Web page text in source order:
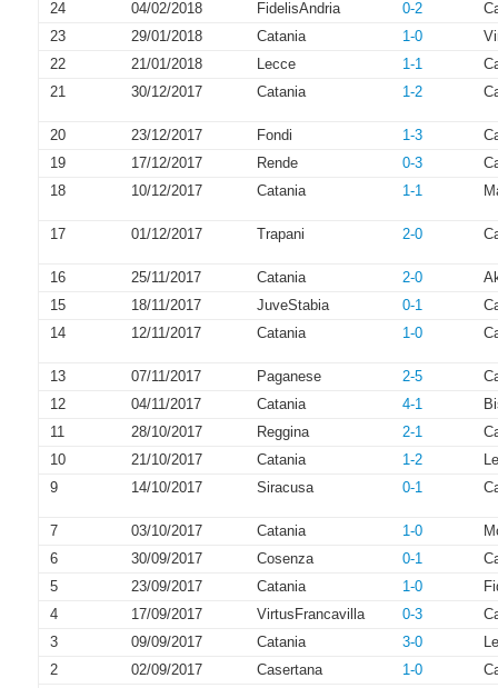
24
04/02/2018 FidelisAndria 0-2
23
29/01/2018 Catania 1-0
22
21/01/2018 Lecce 1-1
21
30/12/2017 Catania 1-2
20 23/12/2017 Fondi 1-3
19
17/12/2017 Rende 0-3
18
10/12/2017 Catania 1-1
17 01/12/2017 Trapani 2-0
16 25/11/2017 Catania 2-0
15
18/11/2017 JuveStabia 0-1
14
12/11/2017 Catania 1-0
13 07/11/2017 Paganese 2-5
12
04/11/2017 Catania 4-1
11
28/10/2017 Reggina 2-1
10
21/10/2017 Catania 1-2
9
14/10/2017 Siracusa 0-1
7 03/10/2017 Catania 1-0
6
30/09/2017 Cosenza 0-1
5
23/09/2017 Catania 1-0
4
17/09/2017 VirtusFrancavilla 0-3
3
09/09/2017 Catania 3-0
2
02/09/2017 Casertana 1-0